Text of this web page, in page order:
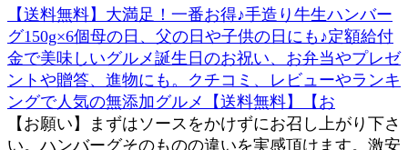
【送料無料】大満足！一番お得♪手造り牛生ハンバー
グ150g×6個母の日、父の日や子供の日にも♪定額給付
金で美味しいグルメ誕生日のお祝い、お弁当やプレゼ
ントや贈答、進物にも。クチコミ、レビューやランキ
ングで人気の無添加グルメ【送料無料】【お
【お願い】まずはソースをかけずにお召し上がり下さ
い。ハンバーグそのものの違いを実感頂けます。激安